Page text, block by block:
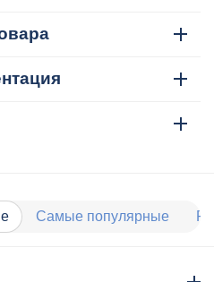
Самые популярные